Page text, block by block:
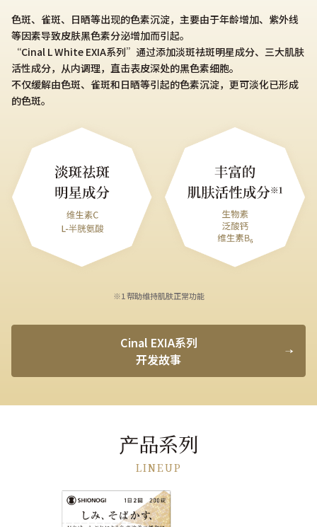
色斑、雀斑、日晒等出现的色素沉淀，主要由于年龄增加、紫外线
等因素导致皮肤黑色素分泌增加而引起。
“Cinal L White EXIA系列”通过添加淡斑祛斑明星成分、三大肌肤
活性成分，从内调理，直击表皮深处的黑色素细胞。
不仅缓解由色斑、雀斑和日晒等引起的色素沉淀，更可淡化已形成
的色斑。​
※1 帮助维持肌肤正常功能
Cinal EXIA系列
开发故事​
产品系列
LINEUP